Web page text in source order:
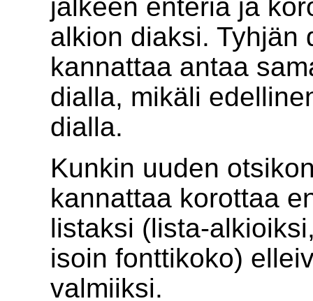
jälkeen enteriä ja
alkion diaksi. Tyhjän
kannattaa antaa
dialla, mikäli
dialla.
Kunkin uuden
kannattaa korottaa
listaksi (lista-
isoin fonttikoko)
valmiiksi.